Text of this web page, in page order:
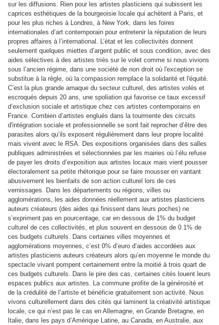
sur les diffusions. Rien pour les artistes plasticiens qui subissent les
caprices esthétiques de la bourgeoisie locale qui achètent à Paris, et
pour les plus riches à Londres, à New York, dans les foires
internationales d’art contemporain pour entretenir la réputation de leurs
propres affaires à l’international. L’état et les collectivités donnent
seulement quelques miettes d’argent public et sous condition, avec des
aides sélectives à des artistes triés sur le volet comme si nous vivions
sous l’ancien régime, dans une société de non droit où l'exception se
substitue à la règle, où la compassion remplace la solidarité et l'équité.
C’est la plus grande arnaque du secteur culturel, des artistes volés et
escroqués depuis 20 ans, une spoliation qui favorise ce taux excessif
d’exclusion sociale et artistique chez ces artistes contemporains en
France. Combien d’artistes englués dans la tourmente des circuits
d'intégration sociale et professionnelle se sont fait reprocher d’être des
parasites alors qu’ils exposent régulièrement dans leur propre localité
mais vivent avec le RSA. Des expositions organisées dans des salles
publiques administrées et sélectionnées par les mairies où l’élu refuse
de payer les droits d’exposition aux artistes locaux mais vient pousser
électoralement sa petite rhétorique pour se faire mousser en vantant
abusivement les bienfaits de son action culturel lors de ces
vernissages. Dans les départements ou régions, villes ou
agglomérations, les aides données réellement aux artistes plasticiens
auteurs créateurs (des aides qui finissent dans leurs poches) ne
s’expriment pas en pourcentage, car en dessous de 1% du budget
culturel de ces collectivités, et plus souvent en dessous de 0.1% de
ces budgets culturels. Dans certaines villes moyennes et
agglomérations moyennes, c’est 0% d’euro d’aides accordées aux
artistes plasticiens auteurs créateurs alors qu’en moyenne le monde du
spectacle vivant pompent certainement entre la moitié à trois quart de
ces budgets culturels. Dans le pire des cas, certaines cités louent leurs
espaces publics aux artistes. La commune profite de la générosité et
de la crédulité de l’artiste et bénéficie gratuitement son activité. Nous
vivons culturellement dans des cités qui laminent la créativité artistique
locale, ce qui n’est pas le cas en Allemagne, en Grande Bretagne, en
Italie, dans les pays d’Amérique Latine, au Canada, en Australie, aux